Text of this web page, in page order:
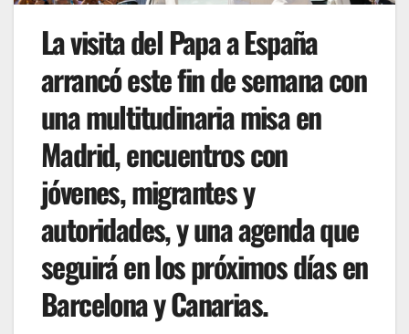
La visita del Papa a España
arrancó este fin de semana con
una multitudinaria misa en
Madrid, encuentros con
jóvenes, migrantes y
autoridades, y una agenda que
seguirá en los próximos días en
Barcelona y Canarias.